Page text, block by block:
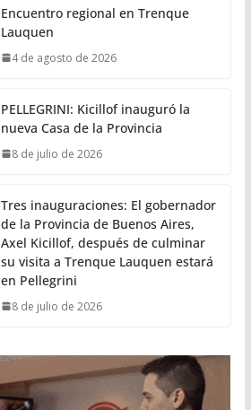
Encuentro regional en Trenque
Lauquen
4 de agosto de 2026
PELLEGRINI: Kicillof inauguró la
nueva Casa de la Provincia
8 de julio de 2026
Tres inauguraciones: El gobernador
de la Provincia de Buenos Aires,
Axel Kicillof, después de culminar
su visita a Trenque Lauquen estará
en Pellegrini
8 de julio de 2026